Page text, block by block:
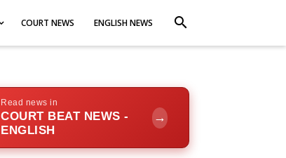
COURT NEWS ENGLISH NEWS search
Read news in
COURT BEAT NEWS -
ENGLISH
→